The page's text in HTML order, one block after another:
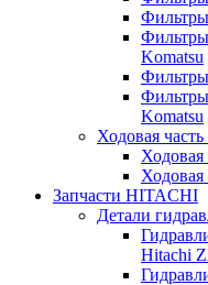
Фильтры
Komatsu
Фильтры
Фильтры
Komatsu
Ходовая
Ходовая
Ходовая
Запчасти HITACHI
Детали
Hitachi